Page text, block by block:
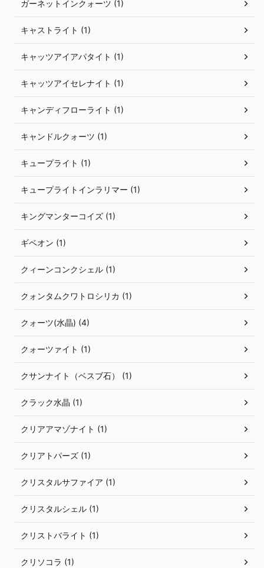
ガーネットインクォーツ (1)
キャストライト (1)
キャッツアイアパタイト (1)
キャッツアイセレナイト (1)
キャンディフローライト (1)
キャンドルクォーツ (1)
キュープライト (1)
キュープライトインラリマー (1)
キングマンターコイズ (1)
ギベオン (1)
クィーンコンクシェル (1)
クォンタムクワトロシリカ (1)
クォーツ(水晶) (4)
クォーツァイト (1)
クサンナイト（ベスブ石） (1)
クラック水晶 (1)
クリアアマゾナイト (1)
クリアトパーズ (1)
クリスタルサファイア (1)
クリスタルシェル (1)
クリストバライト (1)
クリソコラ (1)